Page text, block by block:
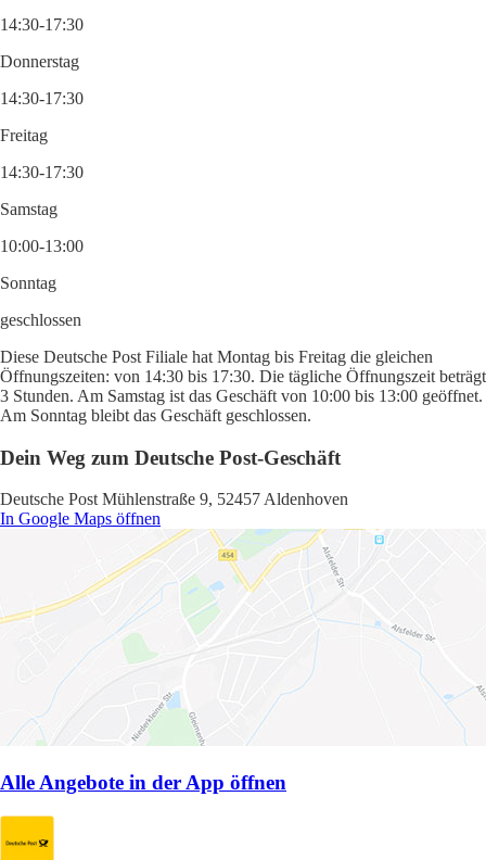
14:30-17:30
Donnerstag
14:30-17:30
Freitag
14:30-17:30
Samstag
10:00-13:00
Sonntag
geschlossen
Diese Deutsche Post Filiale hat Montag bis Freitag die gleichen
Öffnungszeiten: von 14:30 bis 17:30. Die tägliche Öffnungszeit beträgt
3 Stunden. Am Samstag ist das Geschäft von 10:00 bis 13:00 geöffnet.
Am Sonntag bleibt das Geschäft geschlossen.
Dein Weg zum Deutsche Post-Geschäft
Deutsche Post Mühlenstraße 9, 52457 Aldenhoven
In Google Maps öffnen
Alle Angebote in der App öffnen